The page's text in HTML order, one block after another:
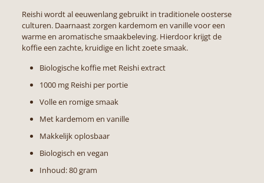
Reishi wordt al eeuwenlang gebruikt in traditionele oosterse
culturen. Daarnaast zorgen kardemom en vanille voor een
warme en aromatische smaakbeleving. Hierdoor krijgt de
koffie een zachte, kruidige en licht zoete smaak.
Biologische koffie met Reishi extract
1000 mg Reishi per portie
Volle en romige smaak
Met kardemom en vanille
Makkelijk oplosbaar
Biologisch en vegan
Inhoud: 80 gram